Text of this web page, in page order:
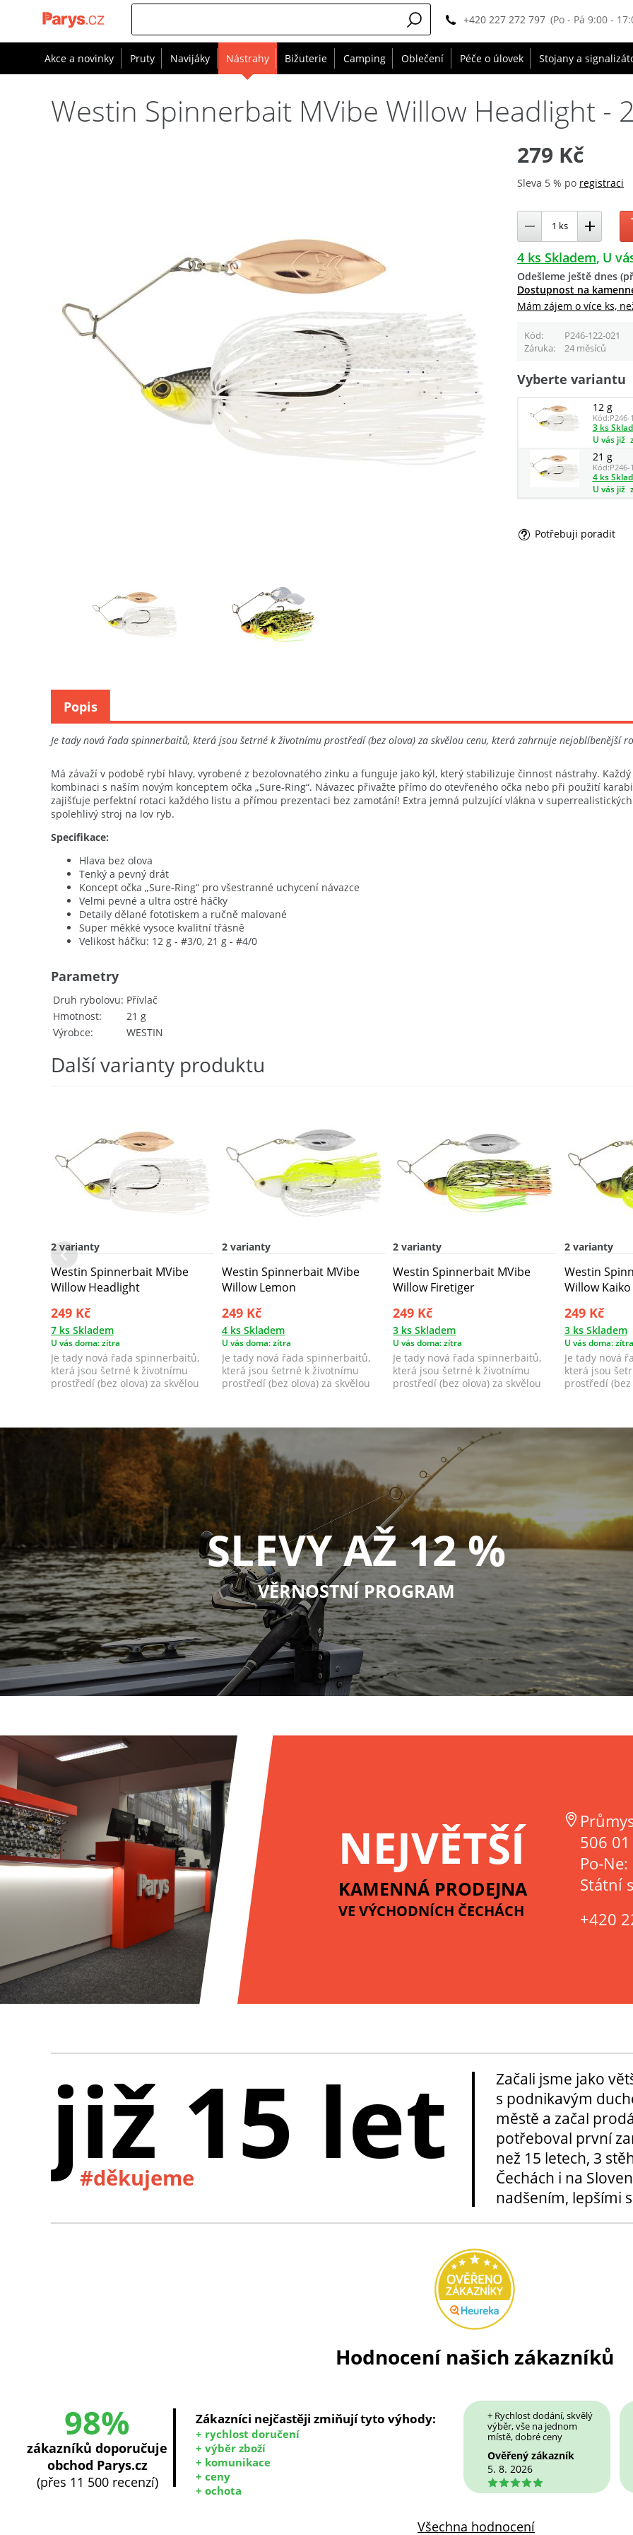
+420 227 272 797 (Po - Pá 9:00 -
Akce a novinky Pruty Navijáky Nástrahy Bižuterie Camping Oblečení Péče o úlovek Stojany a
Westin Spinnerbait MVibe Willow Headlight -
279 Kč
Sleva 5 % po registraci
4 ks Skladem U
Odešleme ještě dnes
Dostupnost na
Mám zájem o více ks,
Kód P246-122-021
Záruka
24 měsíců
Vyberte variantu
12 g
Kód:P246-
3 ks
U vás již
21 g
Kód:P246-
4 ks
U vás již
Potřebuji poradit
Je tady nová řada spinnerbaitů, která jsou šetrné k životnímu prostředí (bez olova) za skvělou cenu, která zahrnuje nejoblíbenější
Má závaží v podobě rybí hlavy, vyrobené z bezolovnatého zinku a funguje jako kýl, který stabilizuje činnost nástrahy.
kombinaci s naším novým konceptem očka „Sure-Ring“. Návazec přivažte přímo do otevřeného očka nebo při použití
zajišťuje perfektní rotaci každého listu a přímou prezentaci bez zamotání! Extra jemná pulzující vlákna v
spolehlivý stroj na lov ryb.
Specifikace:
Hlava bez olova
Tenký a pevný drát
Koncept očka „Sure-Ring“ pro všestranné uchycení návazce
Velmi pevné a ultra ostré háčky
Detaily dělané fototiskem a ručně malované
Super měkké vysoce kvalitní třásně
Velikost háčku: 12 g - #3/0, 21 g - #4/0
Druh rybolovu Přívlač
Hmotnost
21 g
Výrobce
WESTIN
Parametry
Popis
Další varianty produktu
2 varianty
Westin Spinnerbait MVibe
Willow Headlight
249 Kč
7 ks Skladem
U vás doma: zítra
Je tady nová řada spinnerbaitů,
která jsou šetrné k životnímu
prostředí (bez olova) za skvělou
2 varianty
Westin Spinnerbait MVibe
Willow Lemon
249 Kč
4 ks Skladem
U vás doma: zítra
Je tady nová řada spinnerbaitů,
která jsou šetrné k životnímu
prostředí (bez olova) za skvělou
2 varianty
Westin Spinnerbait MVibe
Willow Firetiger
249 Kč
3 ks Skladem
U vás doma: zítra
Je tady nová řada spinnerbaitů,
která jsou šetrné k životnímu
prostředí (bez olova) za skvělou
2 varianty
Westin
Willow Kaiko
249 Kč
3 ks Skladem
U vás doma: zítra
Je tady nová
která jsou
prostředí (bez
SLEVY AŽ 12 %
VĚRNOSTNÍ PROGRAM
NEJVĚTŠÍ
KAMENNÁ PRODEJNA
VE VÝCHODNÍCH ČECHÁCH
506 01
Po-
Státní
+420
již 15 let
#děkujeme
Začali jsme jako
s podnikavým
městě a začal
potřeboval první
než 15 letech, 3
Čechách i na
nadšením, lepšími
Hodnocení našich zákazníků
98%
zákazníků doporučuje
obchod Parys.cz
(přes 11 500 recenzí)
Zákazníci nejčastěji zmiňují tyto výhody:
+ rychlost doručení
+ výběr zboží
+ komunikace
+ ceny
+ ochota
+ Rychlost dodání, skvělý
výběr, vše na jednom
místě, dobré ceny
Ověřený zákazník
5. 8. 2026
5
Všechna hodnocení